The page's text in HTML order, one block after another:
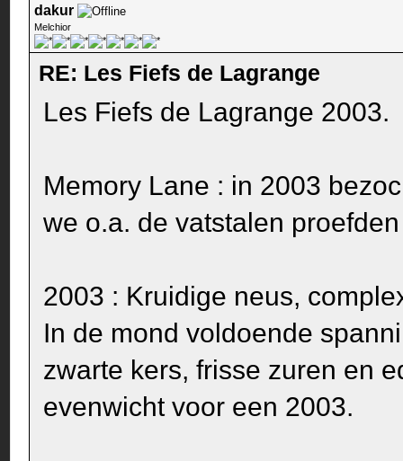
dakur
Melchior
RE: Les Fiefs de Lagrange
Les Fiefs de Lagrange 2003.
Memory Lane : in 2003
we o.a. de vatstalen
2003 : Kruidige neus,
In de mond voldoende
zwarte kers, frisse zuren en
evenwicht voor een 2003.